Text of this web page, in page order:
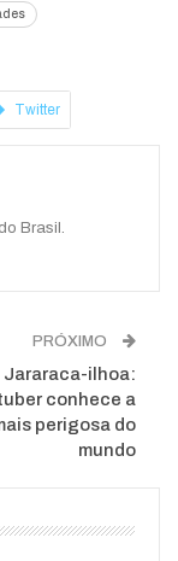
Twitter
Brasil.
PRÓXIMO
Jararaca-ilhoa:
conhece a
perigosa do
mundo